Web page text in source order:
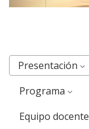
Presentación
Programa
Equipo docente